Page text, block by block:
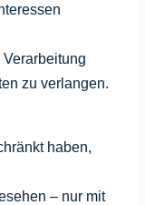
zu verlangen.
haben,
– nur mit